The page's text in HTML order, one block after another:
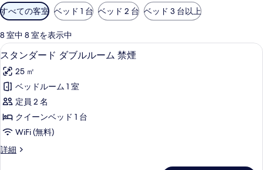
利
用
可
能
な
客
室
の
り
込
み
すべての客室 ベッド 1 台 ベッド 2 台 ベッド 3 台以上
8 室中 8 室を表示中
ス
タ
ン
ダ
ー
ド
ダ
ブ
スタンダード ダブルルーム 禁煙 |
8
スタンダード ダブルルーム 禁煙
25 ㎡
ベッドルーム 1 室
定員 2 名
クイーンベッド 1 台
WiFi (無料)
詳細
ス